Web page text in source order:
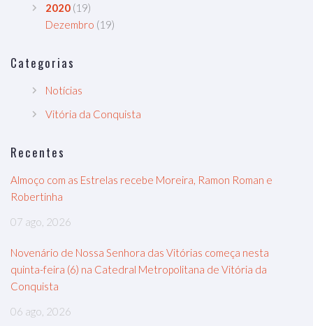
2020 (19)
Dezembro (19)
Categorias
Notícias
Vitória da Conquista
Recentes
Almoço com as Estrelas recebe Moreira, Ramon Roman e
Robertinha
07 ago, 2026
Novenário de Nossa Senhora das Vitórias começa nesta
quinta-feira (6) na Catedral Metropolitana de Vitória da
Conquista
06 ago, 2026